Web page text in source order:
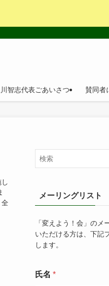
智志代表ごあいさつ 賛同者
全
メーリングリスト
「変えよう！会」のメ
いただける方は、下記
します。
氏名 *